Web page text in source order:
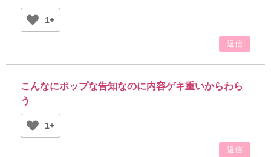
1+
返信
こんなにポップな告知なのに内容ゲキ重いからわら
う
1+
返信